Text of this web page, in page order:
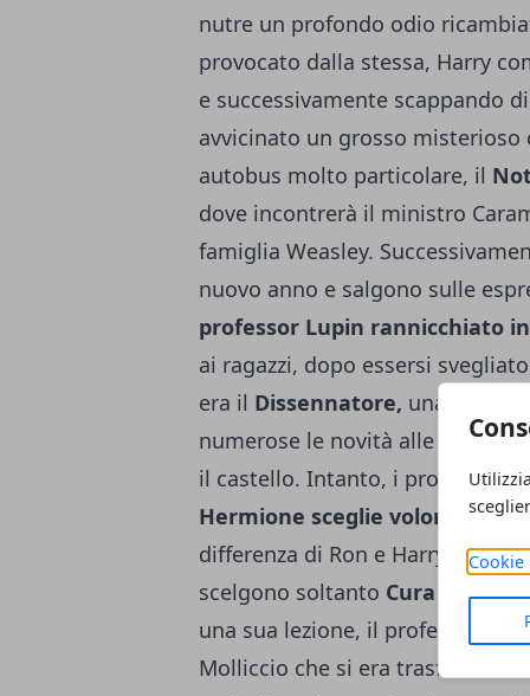
Cookie
nutre un profondo odio
provocato dalla stessa, Harry
e successivamente scappando
avvicinato un grosso
autobus molto particolare, il
dove incontrerà il ministro
famiglia Weasley.
nuovo anno e salgono sulle
professor Lupin rannicchiato
ai ragazzi, dopo essersi
era il Dissennatore, una
numerose le novità alle quali si
il castello. Intanto, i
Hermione sceglie
differenza di Ron e Harry che
scelgono soltanto Cura delle
una sua lezione, il professor
Molliccio che si era trasformato